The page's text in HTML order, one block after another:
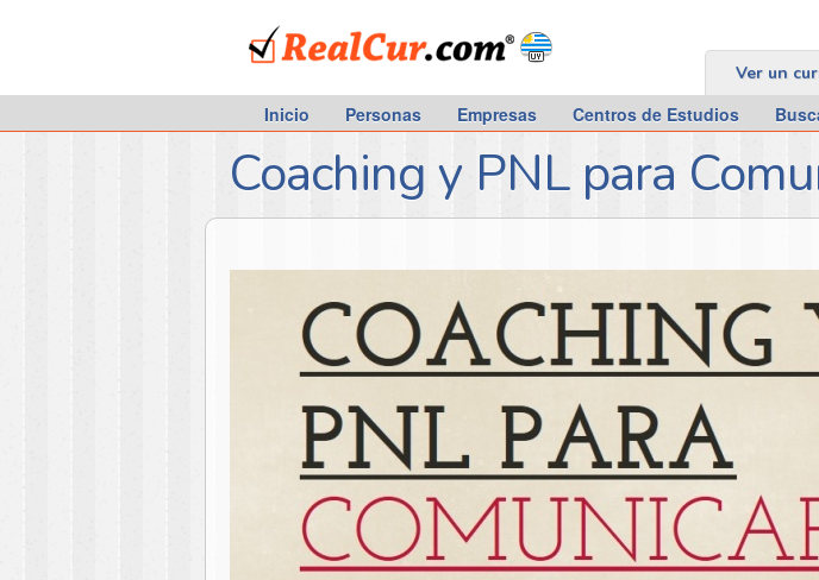
RealCur.com
Ver un
Inicio Personas Empresas Centros de Estudios
Coaching y PNL para